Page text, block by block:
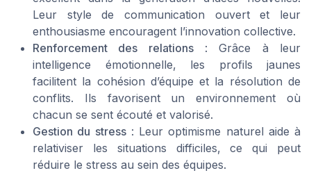
Leur style de communication ouvert et leur
enthousiasme encouragent l’innovation collective.
Renforcement des relations: Grâce à leur
intelligence émotionnelle, les profils jaunes
facilitent la cohésion d’équipe et la résolution de
conflits. Ils favorisent un environnement où
chacun se sent écouté et valorisé.
Gestion du stress: Leur optimisme naturel aide à
relativiser les situations difficiles, ce qui peut
réduire le stress au sein des équipes.